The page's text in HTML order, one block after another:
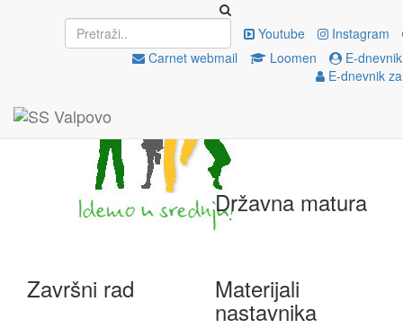
Youtube
Instagram
Carnet webmail
Loomen
E-
E-dnevnik
Upisi EU projekti
Državna matura
Završni rad Materijali
nastavnika